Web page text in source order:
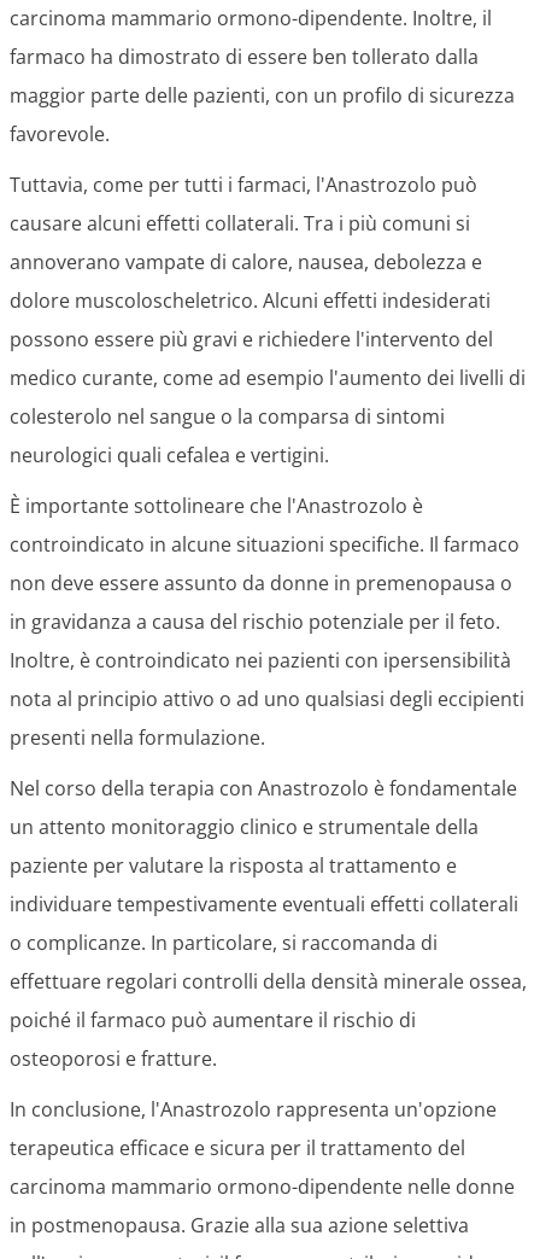
carcinoma mammario ormono-dipendente. Inoltre, il
farmaco ha dimostrato di essere ben tollerato dalla
maggior parte delle pazienti, con un profilo di sicurezza
favorevole.
Tuttavia, come per tutti i farmaci, l'Anastrozolo può
causare alcuni effetti collaterali. Tra i più comuni si
annoverano vampate di calore, nausea, debolezza e
dolore muscoloscheletrico. Alcuni effetti indesiderati
possono essere più gravi e richiedere l'intervento del
medico curante, come ad esempio l'aumento dei livelli di
colesterolo nel sangue o la comparsa di sintomi
neurologici quali cefalea e vertigini.
È importante sottolineare che l'Anastrozolo è
controindicato in alcune situazioni specifiche. Il farmaco
non deve essere assunto da donne in premenopausa o
in gravidanza a causa del rischio potenziale per il feto.
Inoltre, è controindicato nei pazienti con ipersensibilità
nota al principio attivo o ad uno qualsiasi degli eccipienti
presenti nella formulazione.
Nel corso della terapia con Anastrozolo è fondamentale
un attento monitoraggio clinico e strumentale della
paziente per valutare la risposta al trattamento e
individuare tempestivamente eventuali effetti collaterali
o complicanze. In particolare, si raccomanda di
effettuare regolari controlli della densità minerale ossea,
poiché il farmaco può aumentare il rischio di
osteoporosi e fratture.
In conclusione, l'Anastrozolo rappresenta un'opzione
terapeutica efficace e sicura per il trattamento del
carcinoma mammario ormono-dipendente nelle donne
in postmenopausa. Grazie alla sua azione selettiva